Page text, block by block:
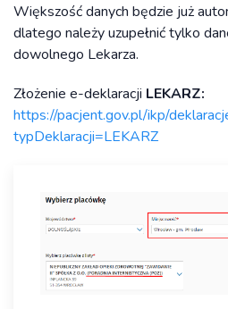
Większość danych będzie już
dlatego należy uzupełnić tylko
dowolnego Lekarza.
Złożenie e-deklaracji LEKARZ:
https://pacjent.gov.pl/ikp/
typDeklaracji=LEKARZ